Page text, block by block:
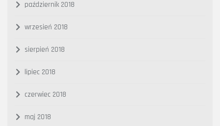
październik 2018
wrzesień 2018
sierpień 2018
lipiec 2018
czerwiec 2018
maj 2018